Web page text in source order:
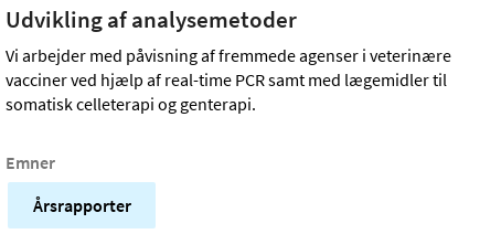
Udvikling af analysemetoder
Vi arbejder med påvisning af fremmede agenser i veterinære
vacciner ved hjælp af real-time PCR samt med lægemidler til
somatisk celleterapi og genterapi.
Emner
Årsrapporter